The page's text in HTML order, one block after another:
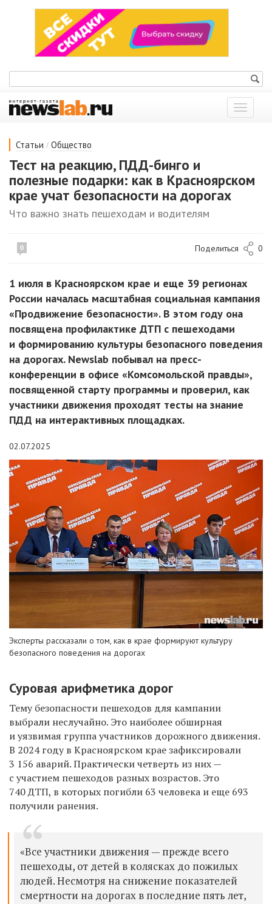
Показать
меню
Статьи / Общество
Тест на реакцию, ПДД-бинго и
полезные подарки: как в Красноярском
крае учат безопасности на дорогах
Что важно знать пешеходам и водителям
0 Поделиться 0
1 июля в Красноярском крае и еще 39 регионах
России началась масштабная социальная кампания
«Продвижение безопасности». В этом году она
посвящена профилактике ДТП с пешеходами
и формированию культуры безопасного поведения
на дорогах. Newslab побывал на пресс-
конференции в офисе «Комсомольской правды»,
посвященной старту программы и проверил, как
участники движения проходят тесты на знание
ПДД на интерактивных площадках.
02.07.2025
Эксперты рассказали о том, как в крае формируют культуру
безопасного поведения на дорогах
Суровая арифметика дорог
Тему безопасности пешеходов для кампании
выбрали неслучайно. Это наиболее обширная
и уязвимая группа участников дорожного движения.
В 2024 году в Красноярском крае зафиксировали
3 156 аварий. Практически четверть из них —
с участием пешеходов разных возрастов. Это
740 ДТП, в которых погибли 63 человека и еще 693
получили ранения.
«Все участники движения — прежде всего
пешеходы, от детей в колясках до пожилых
людей. Несмотря на снижение показателей
смертности на дорогах в последние пять лет,